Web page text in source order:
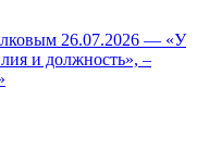
26.07.2026 — «У
и должность», –